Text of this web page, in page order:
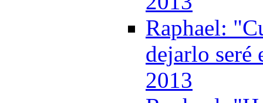
Raphael:
dejarlo seré
2013